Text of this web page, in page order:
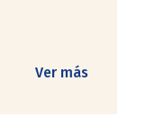
Ver más